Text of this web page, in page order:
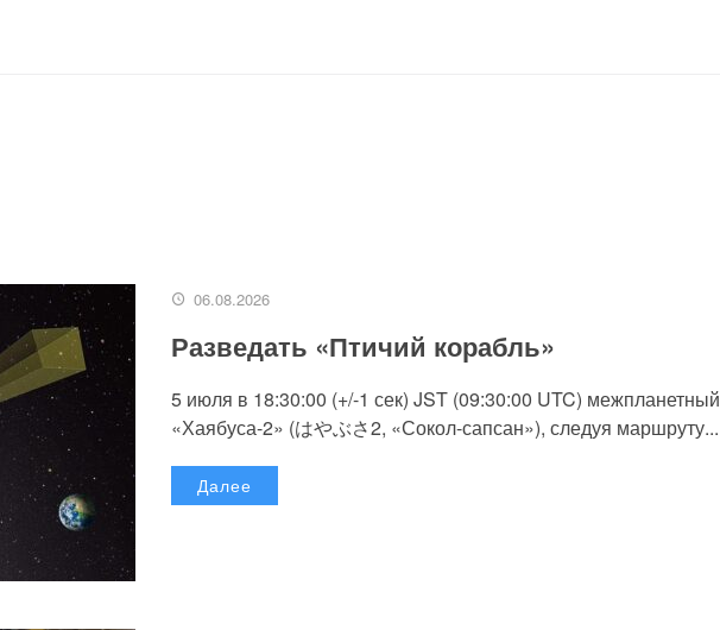
06.08.2026
Разведать «Птичий корабль»
5 июля в 18:30:00 (+/-1 сек) JST (09:30:00 UTC)
«Хаябуса-2» (はやぶさ2, «Сокол-сапсан»), следуя маршруту...
Далее